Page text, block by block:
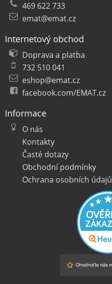
469 622 733
emat@emat.cz
Internetový obchod
Doprava a platba
732 510 041
eshop@emat.cz
facebook.com/EMAT.cz
Informace
O nás
Kontakty
Časté dotazy
Obchodní podmínky
Ochrana osobních údajů